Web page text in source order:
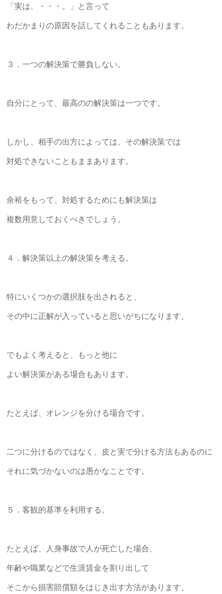
「実は、・・・。」と言って
わだかまりの原因を話してくれることもあります。
３．一つの解決策で勝負しない。
自分にとって、最高のの解決策は一つです。
しかし、相手の出方によっては、その解決策では
対処できないこともままあります。
余裕をもって、対処するためにも解決策は
複数用意しておくべきでしょう。
４．解決策以上の解決策を考える。
特にいくつかの選択肢を出されると、
その中に正解が入っていると思いがちになります。
でもよく考えると、もっと他に
よい解決策がある場合もあります。
たとえば、オレンジを分ける場合です。
二つに分けるのではなく、皮と実で分ける方法もあるのに
それに気づかないのは愚かなことです。
５．客観的基準を利用する。
たとえば、人身事故で人が死亡した場合、
年齢や職業などで生涯賃金を割り出して
そこから損害賠償額をはじき出す方法があります。